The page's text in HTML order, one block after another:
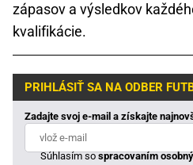
zápasov a výsledkov
kvalifikácie.
PRIHLÁSIŤ SA NA ODBER
Zadajte svoj e-mail a získajte
Súhlasím sospracovaním